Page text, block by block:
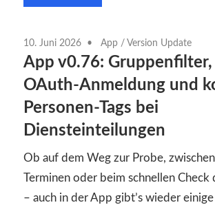
10. Juni 2026 App / Version Update
App v0.76: Gruppenfilter,
OAuth-Anmeldung und
Personen-Tags bei
Diensteinteilungen
Ob auf dem Weg zur Probe,
Terminen oder beim schnellen
– auch in der App gibt’s wieder